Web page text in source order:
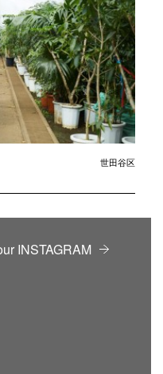
世田谷区
INSTAGRAM